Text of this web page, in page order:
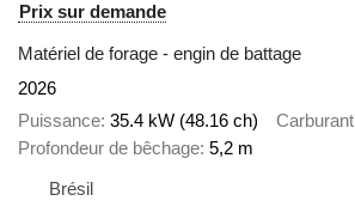
Prix sur demande
Matériel de forage - engin de battage
2026
Puissance 35.4 kW (48.16 ch) Carburant
Profondeur de bêchage 5,2 m
Brésil